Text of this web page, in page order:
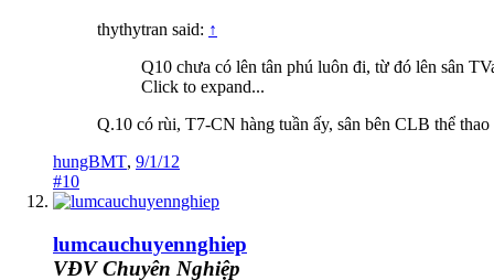
thythytran said: ↑
Q10 chưa có lên tân phú luôn đi, từ đó lên sân
Click to expand...
Q.10 có rùi, T7-CN hàng tuần ấy, sân bên CLB thể
hungBMT, 9/1/12
#10
lumcauchuyennghiep
VĐV Chuyên Nghiệp